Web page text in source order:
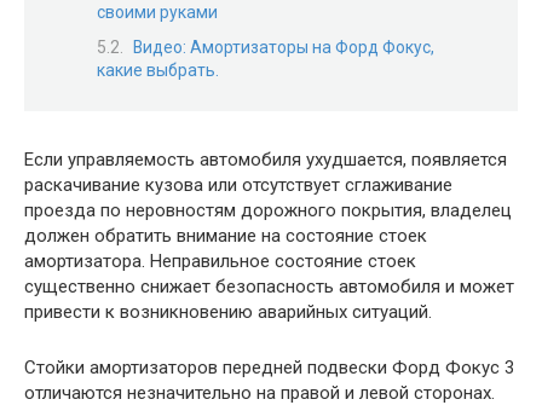
своими руками
Видео: Амортизаторы на Форд Фокус,
какие выбрать.
Если управляемость автомобиля ухудшается, появляется
раскачивание кузова или отсутствует сглаживание
проезда по неровностям дорожного покрытия, владелец
должен обратить внимание на состояние стоек
амортизатора. Неправильное состояние стоек
существенно снижает безопасность автомобиля и может
привести к возникновению аварийных ситуаций.
Стойки амортизаторов передней подвески Форд Фокус 3
отличаются незначительно на правой и левой сторонах.